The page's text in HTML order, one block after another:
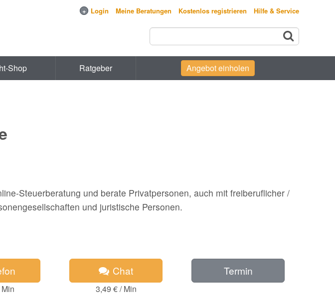
+ Login Meine Beratungen Kostenlos registrieren Hilfe & Service
Shop Ratgeber Angebot einholen
Steuerberatung und berate Privatpersonen, auch mit freiberuflicher /
und juristische Personen.
Chat
3,49 € / Min
Termin